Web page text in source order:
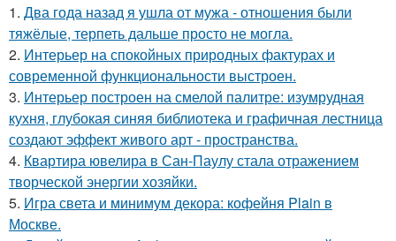
1. Два года назад я ушла от мужа - отношения были
тяжёлые, терпеть дальше просто не могла.
2. Интерьер на спокойных природных фактурах и
современной функциональности выстроен.
3. Интерьер построен на смелой палитре: изумрудная
кухня, глубокая синяя библиотека и графичная лестница
создают эффект живого арт - пространства.
4. Квартира ювелира в Сан-Паулу стала отражением
творческой энергии хозяйки.
5. Игра света и минимум декора: кофейня Plain в
Москве.